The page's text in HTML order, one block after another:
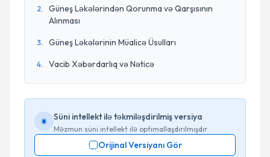
2.
Güneş Ləkələrindən Qorunma və Qarşısının
Alınması
3. Güneş Ləkələrinin Müalicə Üsulları
4. Vacib Xəbərdarlıq və Nəticə
Süni intellekt ilə təkmiləşdirilmiş versiya
Məzmun süni intellekt ilə optimallaşdırılmışdır
Orijinal Versiyanı Gör